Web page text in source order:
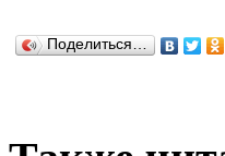
Поделиться…